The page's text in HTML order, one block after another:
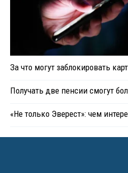
За что могут заблокировать
Получать две пенсии смогут
«Не только Эверест»: чем